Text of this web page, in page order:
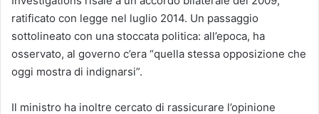
ratificato con legge nel luglio 2014. Un passaggio
sottolineato con una stoccata politica: all’epoca, ha
osservato, al governo c’era “quella stessa opposizione che
oggi mostra di indignarsi”.
Il ministro ha inoltre cercato di rassicurare l’opinione